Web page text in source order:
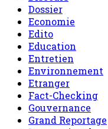
Dossier
Economie
Edito
Education
Entretien
Environnement
Etranger
Fact-Checking
Gouvernance
Grand Reportage